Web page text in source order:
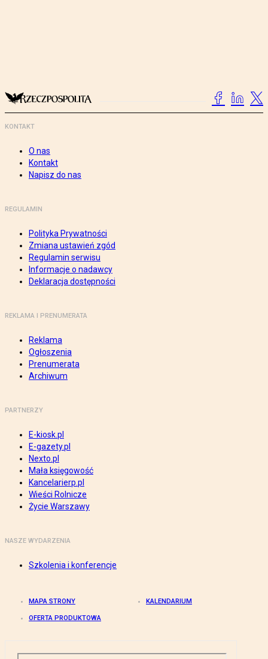
KONTAKT
O nas
Kontakt
Napisz do nas
REGULAMIN
Polityka Prywatności
Zmiana ustawień zgód
Regulamin serwisu
Informacje o nadawcy
Deklaracja dostępności
REKLAMA I PRENUMERATA
Reklama
Ogłoszenia
Prenumerata
Archiwum
PARTNERZY
E-kiosk.pl
E-gazety.pl
Nexto.pl
Mała księgowość
Kancelarierp.pl
Wieści Rolnicze
Życie Warszawy
NASZE WYDARZENIA
Szkolenia i konferencje
MAPA STRONY KALENDARIUM
OFERTA PRODUKTOWA